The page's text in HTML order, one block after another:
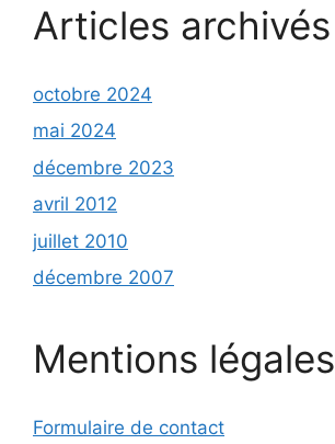
Articles archivés
octobre 2024
mai 2024
décembre 2023
avril 2012
juillet 2010
décembre 2007
Mentions légales
Formulaire de contact